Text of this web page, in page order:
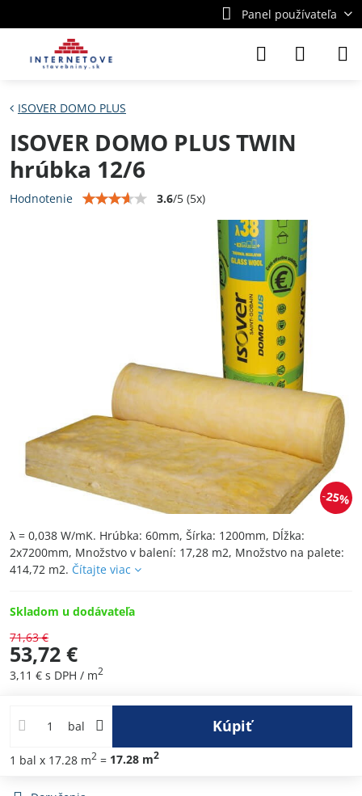
Panel používateľa
25%
ISOVER DOMO PLUS
ISOVER DOMO PLUS TWIN
hrúbka 12/6
Hodnotenie 3.6/5 (5x)
λ = 0,038 W/mK. Hrúbka: 60mm, Šírka: 1200mm, Dĺžka:
2x7200mm, Množstvo v balení: 17,28 m2, Množstvo na palete:
414,72 m2. Čítajte viac
Skladom u dodávateľa
71,63 €
53,72 €
3,11 € s DPH / m2
bal Kúpiť
1 bal x 17.28 m2 = 17.28 m2